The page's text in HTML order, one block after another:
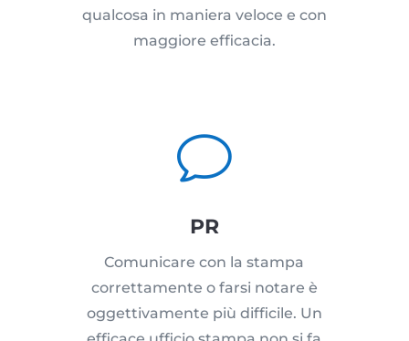
qualcosa in maniera veloce e con
maggiore efficacia.
v
PR
Comunicare con la stampa
correttamente o farsi notare è
oggettivamente più difficile. Un